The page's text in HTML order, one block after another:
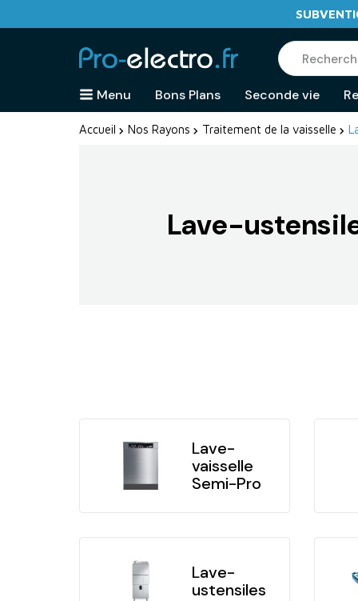
Menu Bons Plans Seconde vie
Accueil Nos Rayons Traitement de la vaisselle
Lave-
Lave-
vaisselle
Semi-Pro
Lave-
ustensiles